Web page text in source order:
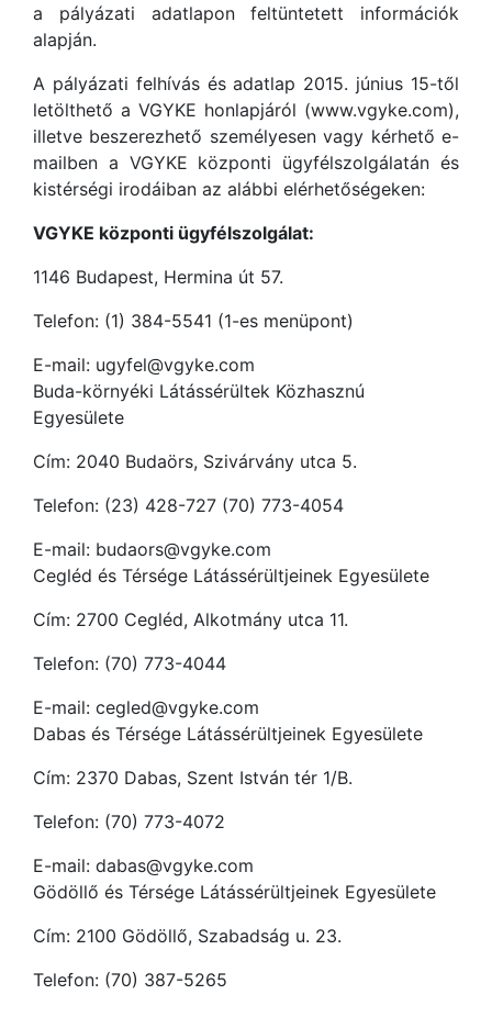
a pályázati adatlapon feltüntetett információk
alapján.
A pályázati felhívás és adatlap 2015. június 15-től
letölthető a VGYKE honlapjáról (www.vgyke.com),
illetve beszerezhető személyesen vagy kérhető e-
mailben a VGYKE központi ügyfélszolgálatán és
kistérségi irodáiban az alábbi elérhetőségeken:
VGYKE központi ügyfélszolgálat:
1146 Budapest, Hermina út 57.
Telefon: (1) 384-5541 (1-es menüpont)
E-mail: ugyfel@vgyke.com
Buda-környéki Látássérültek Közhasznú
Egyesülete
Cím: 2040 Budaörs, Szivárvány utca 5.
Telefon: (23) 428-727 (70) 773-4054
E-mail: budaors@vgyke.com
Cegléd és Térsége Látássérültjeinek Egyesülete
Cím: 2700 Cegléd, Alkotmány utca 11.
Telefon: (70) 773-4044
E-mail: cegled@vgyke.com
Dabas és Térsége Látássérültjeinek Egyesülete
Cím: 2370 Dabas, Szent István tér 1/B.
Telefon: (70) 773-4072
E-mail: dabas@vgyke.com
Gödöllő és Térsége Látássérültjeinek Egyesülete
Cím: 2100 Gödöllő, Szabadság u. 23.
Telefon: (70) 387-5265